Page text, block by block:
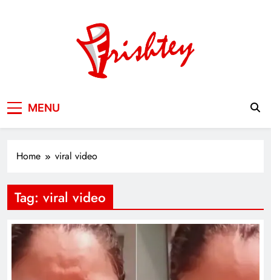
MENU
Home viral video
Tag: viral video